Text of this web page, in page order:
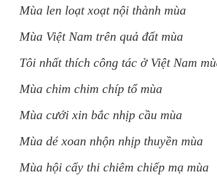
Mùa len loạt xoạt nội thành mùa
Mùa Việt Nam trên quả đất mùa
Tôi nhất thích công tác ở Việt Nam
Mùa chim chim chíp tổ mùa
Mùa cưới xin bắc nhịp cầu mùa
Mùa dé xoan nhộn nhịp thuyền mùa
Mùa hội cấy thi chiêm chiếp mạ mùa